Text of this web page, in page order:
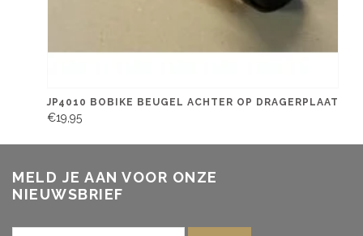
JP4010 BOBIKE BEUGEL ACHTER OP DRAGERPLAAT
€19,95
MELD JE AAN VOOR ONZE
NIEUWSBRIEF